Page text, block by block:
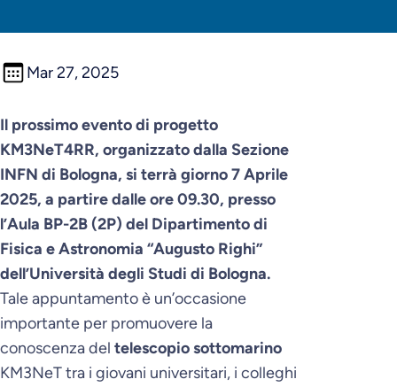
Mar 27, 2025
Il prossimo evento di progetto
KM3NeT4RR, organizzato dalla Sezione
INFN di Bologna, si terrà giorno 7 Aprile
2025, a partire dalle ore 09.30, presso
l’Aula BP-2B (2P) del Dipartimento di
Fisica e Astronomia “Augusto Righi”
dell’Università degli Studi di Bologna.
Tale appuntamento è un’occasione
importante per promuovere la
conoscenza del telescopio sottomarino
KM3NeT tra i giovani universitari, i colleghi